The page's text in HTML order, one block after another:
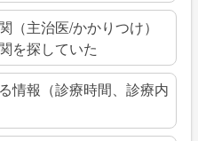
（主治医/かかりつけ）
を探していた
情報（診療時間、診療内